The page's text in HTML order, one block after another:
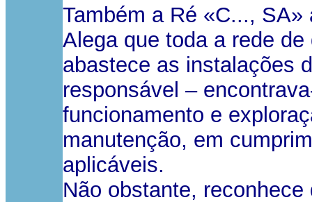
Também a Ré «C...,
Alega que toda a rede
abastece as instalações
responsável –
funcionamento e
manutenção, em
aplicáveis.
Não obstante,